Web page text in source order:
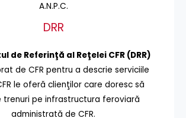
A.N.P.C.
DRR
de Referinţă al Reţelei CFR (DRR)
de CFR pentru a descrie serviciile
le oferă clienţilor care doresc să
trenuri pe infrastructura feroviară
administrată de CFR.